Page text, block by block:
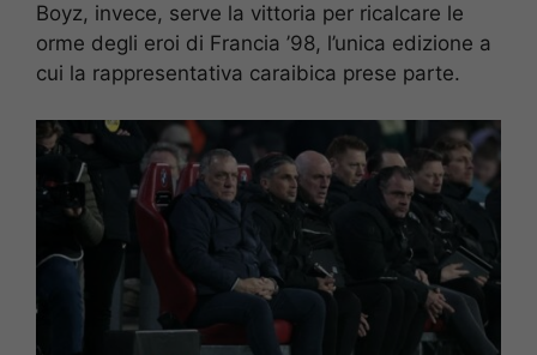
Boyz, invece, serve la vittoria per ricalcare le
orme degli eroi di Francia ’98, l’unica edizione a
cui la rappresentativa caraibica prese parte.